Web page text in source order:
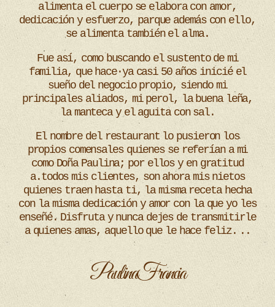
alimenta el cuerpo se elabora con amor,
dedicación y esfuerzo, parque además con ello,
se alimenta también el alma.
Fue así, como buscando el sustento de mi
familia, que hace·ya casi 50 años inicié el
sueño del negocio propio, siendo mi
principales aliados, mi perol, la buena leña,
la manteca y el aguita con sal.
El nombre del restaurant lo pusieron los
propios comensales quienes se referían a mi
como Doña Paulina; por ellos y en gratitud
a.todos mis clientes, son ahora mis nietos
quienes traen hasta ti, la misma receta hecha
con la misma dedicación y amor con la que yo les
enseñé. Disfruta y nunca dejes de transmitirle
a quienes amas, aquello que le hace feliz. ..
Paulina Francia